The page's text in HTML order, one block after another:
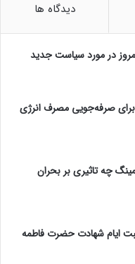
دیدگاه ها
در مورد سیاست جدید
صرفه‌جویی مصرف انرژی
چه تاثیری بر بحران
ایام شهادت حضرت فاطمه